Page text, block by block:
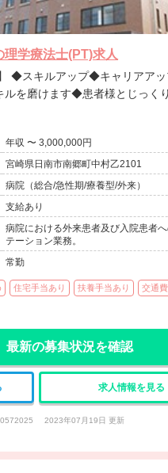
学療法士(PT)求人
を磨けます◆患者様とじっく
年収 〜 3,000,000円
宮崎県日南市南郷町中村乙2101
病院（総合/急性期/療養型/外来）
支給あり
病院における外来患者及び入院患者へ
テーション業務。
常勤
住宅手当あり 扶養手当あり 交通
最新の募集状況を確認
求人情報を見る
2023年07月19日 更新